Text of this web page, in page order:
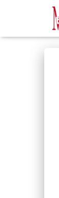
Weiterlesen" />